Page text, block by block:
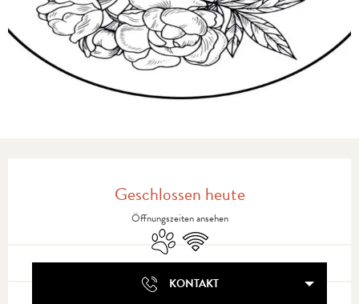
Geschlossen heute
Öffnungszeiten ansehen
Tiere erlaubt
Wi-Fi
KONTAKT